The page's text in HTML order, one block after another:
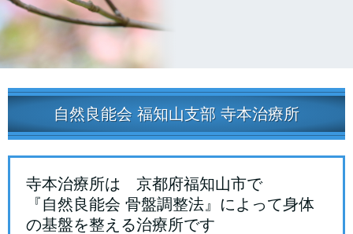
自然良能会 福知山支部 寺本治療所
寺本治療所は 京都府福知山市で
『自然良能会 骨盤調整法』によって身体
の基盤を整える治療所です